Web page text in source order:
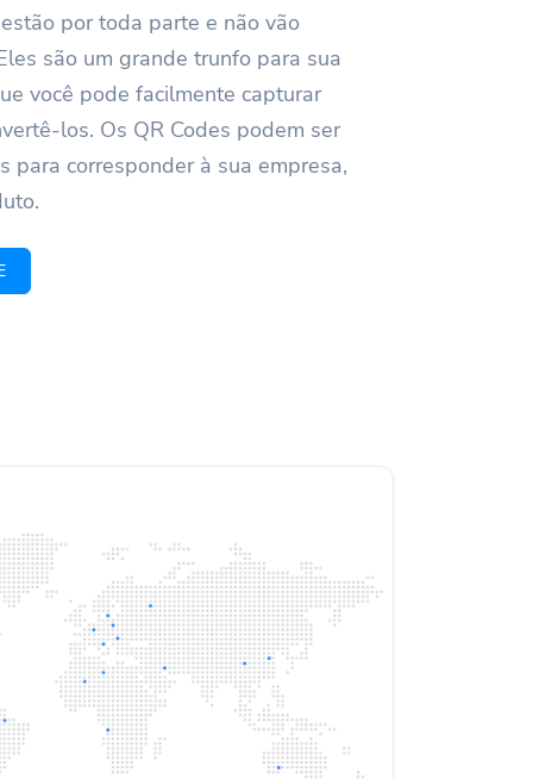
por toda parte e não vão
são um grande trunfo para sua
você pode facilmente capturar
los. Os QR Codes podem ser
para corresponder à sua empresa,